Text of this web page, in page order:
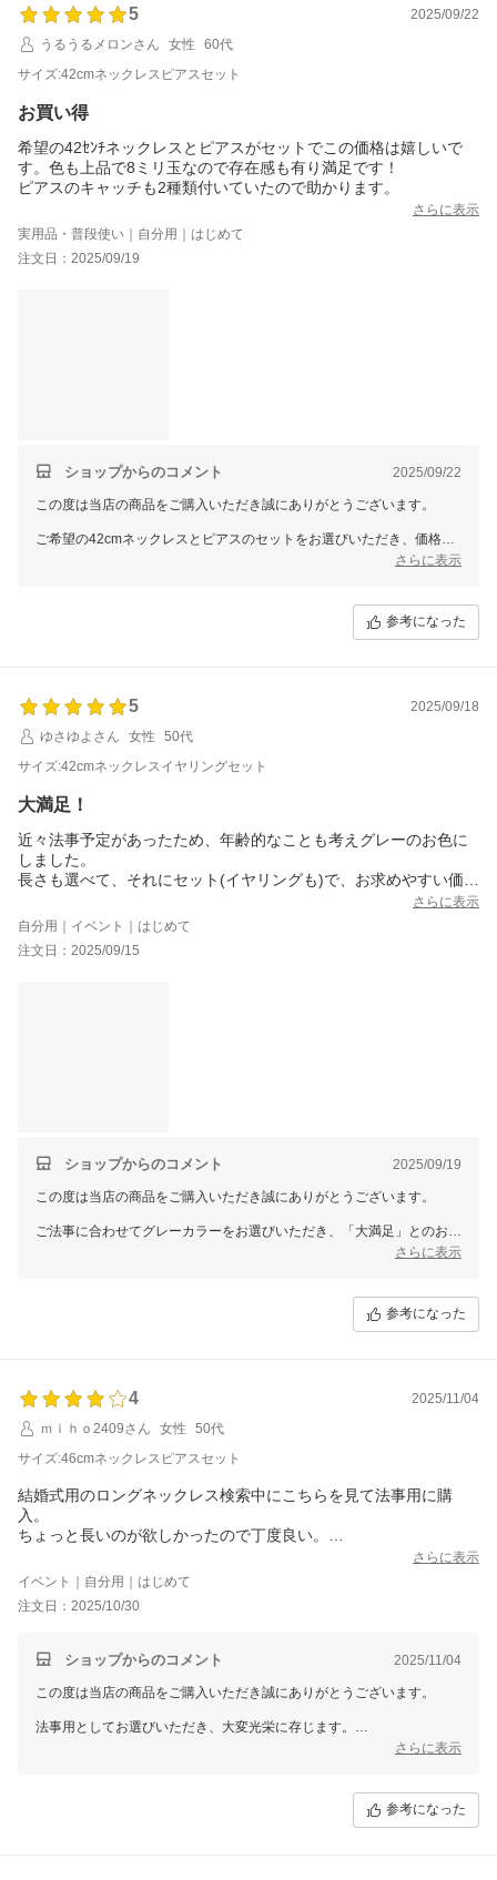
5
2025/09/22
うるうるメロンさん
女性
60代
サイズ:42cmネックレスピアスセット
お買い得
希望の42ｾﾝﾁネックレスとピアスがセットでこの価格は嬉しいで
す。色も上品で8ミリ玉なので存在感も有り満足です！
ピアスのキャッチも2種類付いていたので助かります。
さらに表示
実用品・普段使い｜自分用｜はじめて
注文日：2025/09/19
ショップからのコメント 2025/09/22
この度は当店の商品をご購入いただき誠にありがとうございます。
ご希望の42cmネックレスとピアスのセットをお選びいただき、価格や
上品な色合い、8mm玉の存在感にご満足いただけたとのこと、大変嬉
さらに表示
参考になった
5
2025/09/18
ゆさゆよさん
女性
50代
サイズ:42cmネックレスイヤリングセット
大満足！
近々法事予定があったため、年齢的なことも考えグレーのお色に
しました。
長さも選べて、それにセット(イヤリングも)で、お求めやすい価格
さらに表示
自分用｜イベント｜はじめて
注文日：2025/09/15
ショップからのコメント 2025/09/19
この度は当店の商品をご購入いただき誠にありがとうございます。
ご法事に合わせてグレーカラーをお選びいただき、「大満足」とのお声
を頂戴し大変嬉しく存じます。長さやイヤリングとのセットにもご満足
さらに表示
参考になった
4
2025/11/04
ｍｉｈｏ2409さん
女性
50代
サイズ:46cmネックレスピアスセット
結婚式用のロングネックレス検索中にこちらを見て法事用に購
入。
ちょっと長いのが欲しかったので丁度良い。
ピアスのパール粒は小さく感じましたがネックレスと同じ大きさ
でした。
さらに表示
イベント｜自分用｜はじめて
注文日：2025/10/30
ショップからのコメント 2025/11/04
この度は当店の商品をご購入いただき誠にありがとうございます。
法事用としてお選びいただき、大変光栄に存じます。
少し長めのネックレスがちょうど良かったとのこと、安心いたしまし
ネックレスと同サイズで統一しておりますので、全体のバランスも上品
さらに表示
参考になった